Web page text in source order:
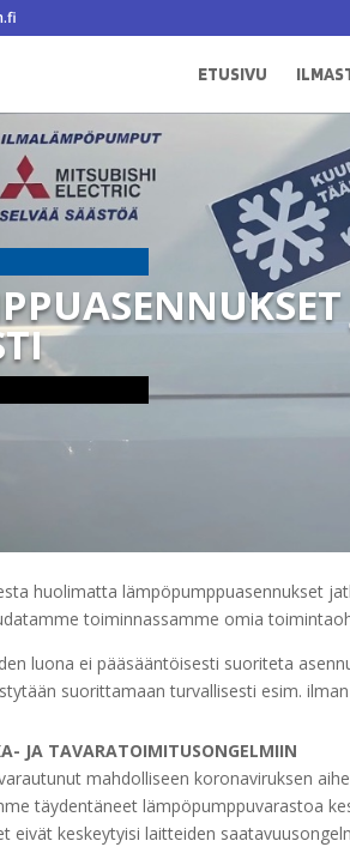
ETUSIVU
huolimatta lämpöpumppuasennukset
toiminnassamme omia
luona ei pääsääntöisesti suoriteta
suorittamaan turvallisesti esim.
JA TAVARATOIMITUSONGELMIIN
mahdolliseen koronaviruksen
täydentäneet lämpöpumppuvarastoa
eivät keskeytyisi laitteiden